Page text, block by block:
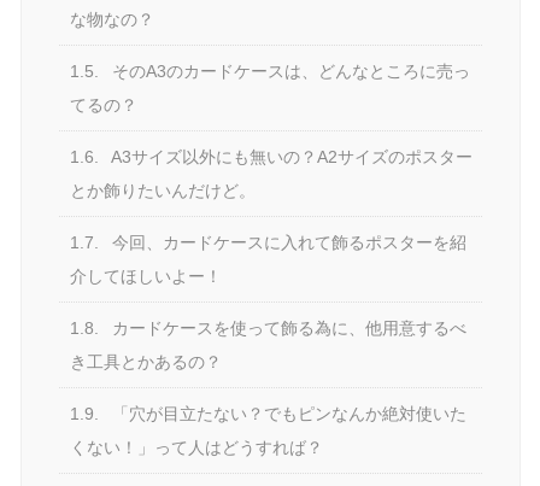
な物なの？
1.5.
そのA3のカードケースは、どんなところに売っ
てるの？
1.6.
A3サイズ以外にも無いの？A2サイズのポスター
とか飾りたいんだけど。
1.7.
今回、カードケースに入れて飾るポスターを紹
介してほしいよー！
1.8.
カードケースを使って飾る為に、他用意するべ
き工具とかあるの？
1.9.
「穴が目立たない？でもピンなんか絶対使いた
くない！」って人はどうすれば？